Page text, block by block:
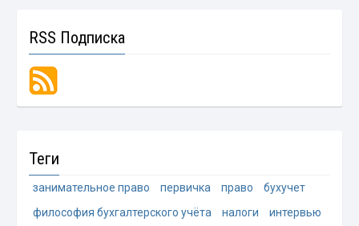
RSS Подписка
Теги
занимательное право первичка право
бухучет
философия бухгалтерского учёта
налоги
интервью